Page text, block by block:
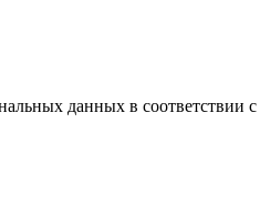
данных в соответствии с